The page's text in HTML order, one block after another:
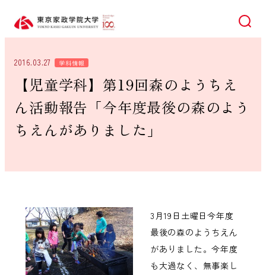
検索
2016.03.27 学科情報
【児童学科】第19回森のようちえ
ん活動報告「今年度最後の森のよう
ちえんがありました」
3月19日土曜日今年度
最後の森のようちえん
がありました。今年度
も大過なく、無事楽し